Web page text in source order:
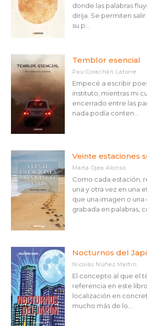
donde las palabras
dirija. Se permiten
su p...
Temblor esencial
Pau Corachán Latorre
Empecé a escribir
instituto, mientras mi
encerrado entre las
nada podía conten...
Veinte estaciones
Marta Ojea Alonso
Como cada estación,
una y otra vez en una
que una imagen o
grabada en palabras,
Nocturnos del
Nicolás Núñez Martín
El concepto al que el
referencia en este
localización en
mucho más de lo...